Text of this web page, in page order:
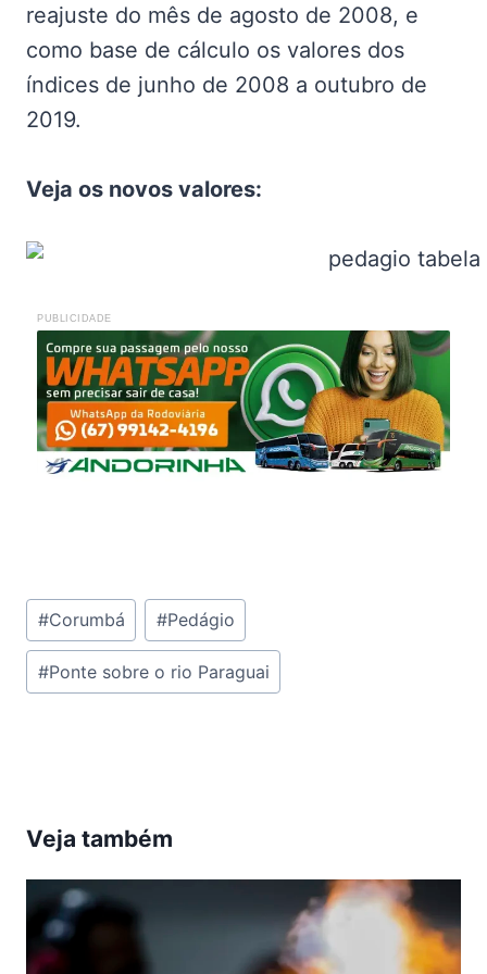
reajuste do mês de agosto de 2008, e
como base de cálculo os valores dos
índices de junho de 2008 a outubro de
2019.
Veja os novos valores:
PUBLICIDADE
Tags
do
Post:
#Corumbá #Pedágio
#Ponte sobre o rio Paraguai
Veja também